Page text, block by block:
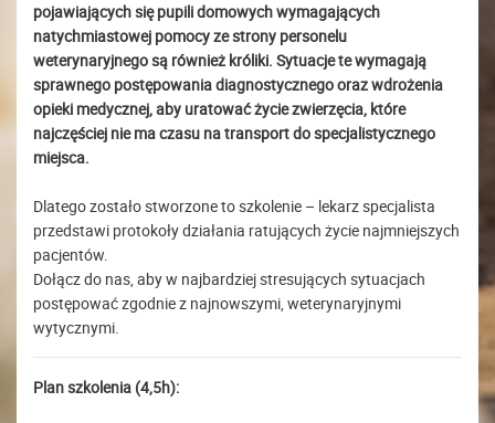
pojawiających się pupili domowych wymagających
natychmiastowej pomocy ze strony personelu
weterynaryjnego są również króliki. Sytuacje te wymagają
sprawnego postępowania diagnostycznego oraz wdrożenia
opieki medycznej, aby uratować życie zwierzęcia, które
najczęściej nie ma czasu na transport do specjalistycznego
miejsca.
Dlatego zostało stworzone to szkolenie – lekarz specjalista
przedstawi protokoły działania ratujących życie najmniejszych
pacjentów.
Dołącz do nas, aby w najbardziej stresujących sytuacjach
postępować zgodnie z najnowszymi, weterynaryjnymi
wytycznymi.
Plan szkolenia (4,5h):